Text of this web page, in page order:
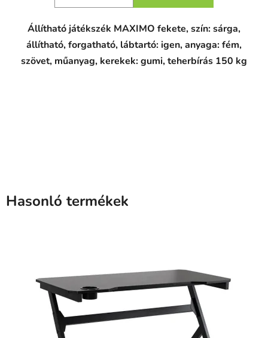
Állítható játékszék MAXIMO fekete, szín: sárga,
állítható, forgatható, lábtartó: igen, anyaga: fém,
szövet, műanyag, kerekek: gumi, teherbírás 150 kg
Hasonló termékek